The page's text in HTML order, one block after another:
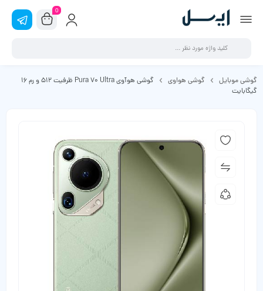
0
گوشی موبایل گوشی هواوی
گوشی هوآوی Pura 70 Ultra ظرفیت 512 و رم 16
گیگابایت